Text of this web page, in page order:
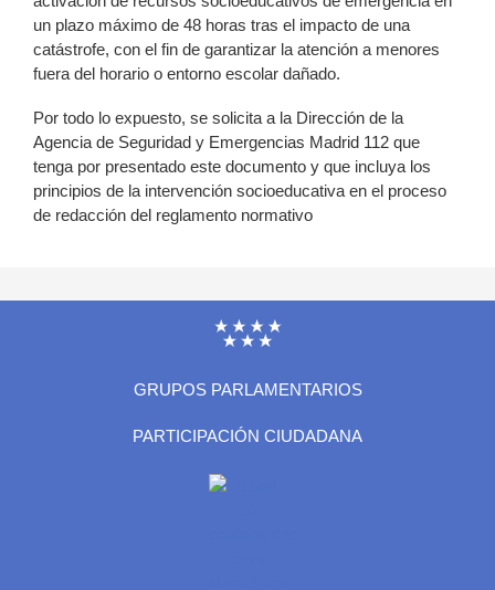
un plazo máximo de 48 horas tras el impacto de una
catástrofe, con el fin de garantizar la atención a menores
fuera del horario o entorno escolar dañado.
Por todo lo expuesto, se solicita a la Dirección de la
Agencia de Seguridad y Emergencias Madrid 112 que
tenga por presentado este documento y que incluya los
principios de la intervención socioeducativa en el proceso
de redacción del reglamento normativo
GRUPOS PARLAMENTARIOS
PARTICIPACIÓN CIUDADANA